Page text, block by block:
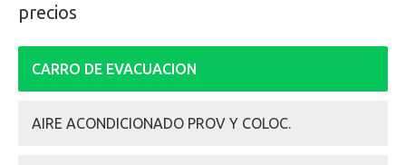
precios
CARRO DE EVACUACION
AIRE ACONDICIONADO PROV Y COLOC.